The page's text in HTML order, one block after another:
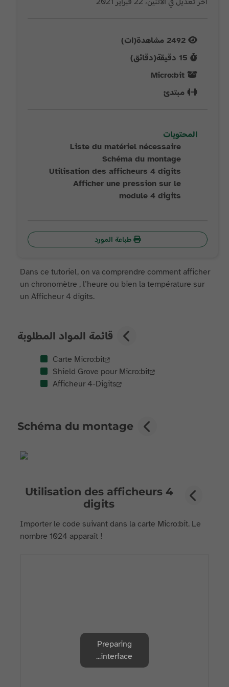
2492 مشاهدة(ات)
15 دقيقة(دقائق)
Micro:bit
مبتدئ
المحتويات
Liste du matériel nécessaire
Schéma du montage
Utilisation des afficheurs 4 digits
Afficher une pression sur le
module 4 digits
Dans ce tutoriel, on va comprendre comment afficher
un chronomètre , l’heure ou bien la température sur
un Afficheur 4 digits.
قائمة المواد المطلوبة
Carte Micro:bit
Shield Grove pour Micro:bit
Afficheur 4-Digits
Schéma du montage
Utilisation des afficheurs 4
digits
Importer le code suivant dans la carte Micro:bit. Le
nombre 1024 apparaît !
Preparing
interface...